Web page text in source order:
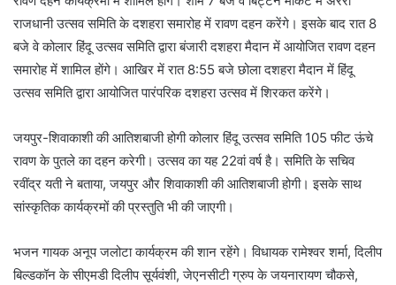
राजधानी उत्सव समिति के दशहरा समारोह में रावण दहन करेंगे। इसके बाद रात 8
बजे वे कोलार हिंदू उत्सव समिति द्वारा बंजारी दशहरा मैदान में आयोजित रावण दहन
समारोह में शामिल हाेंगे। आखिर में रात 8:55 बजे छोला दशहरा मैदान में हिंदू
उत्सव समिति द्वारा आयोजित पारंपरिक दशहरा उत्सव में शिरकत करेंगे।
जयपुर-शिवाकाशी की आतिशबाजी होगी कोलार हिंदू उत्सव समिति 105 फीट ऊंचे
रावण के पुतले का दहन करेगी। उत्सव का यह 22वां वर्ष है। समिति के सचिव
रवींद्र यती ने बताया, जयपुर और शिवाकाशी की आतिशबाजी होगी। इसके साथ
सांस्कृतिक कार्यक्रमों की प्रस्तुति भी की जाएगी।
भजन गायक अनूप जलोटा कार्यक्रम की शान रहेंगे। विधायक रामेश्वर शर्मा, दिलीप
बिल्डकॉन के सीएमडी दिलीप सूर्यवंशी, जेएनसीटी ग्रुप के जयनारायण चौकसे,